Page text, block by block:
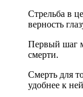
Стрельба в
верность
Первый шаг
смерти.
Смерть для
удобнее к